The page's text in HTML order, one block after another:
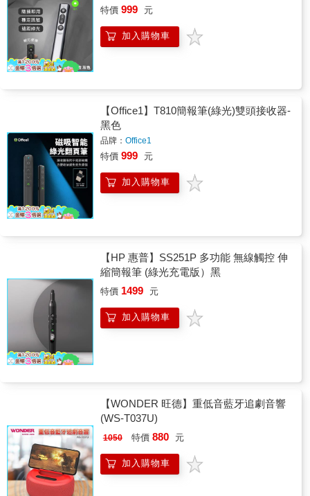
特價 999 元
加入購物車
【Office1】T810簡報筆(綠光)雙頭接收器-
黑色
品牌： Office1
特價 999 元
加入購物車
【HP 惠普】SS251P 多功能 無線觸控 伸
縮簡報筆 (綠光充電版）黑
特價 1499 元
加入購物車
【WONDER 旺德】重低音藍牙追劇音響
(WS-T037U)
1050 特價 880 元
加入購物車